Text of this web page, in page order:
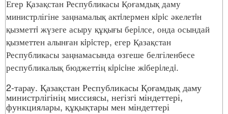
Егер Қазақстан Республикасы Қоғамдық даму
министрлігіне заңнамалық актiлермен кiрiс әкелетiн
қызметтi жүзеге асыру құқығы берiлсе, онда осындай
қызметтен алынған кiрiстер, егер Қазақстан
Республикасы заңнамасында өзгеше белгіленбесе
республикалық бюджеттің кiрiсiне жiберiледi.
2-тарау. Қазақстан Республикасы Қоғамдық даму
министрлігінің миссиясы, негізгі міндеттері,
функциялары, құқықтары мен міндеттері